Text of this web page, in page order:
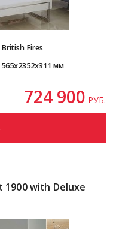
British Fires
565x2352x311 мм
724 900 РУБ.
1900 with Deluxe